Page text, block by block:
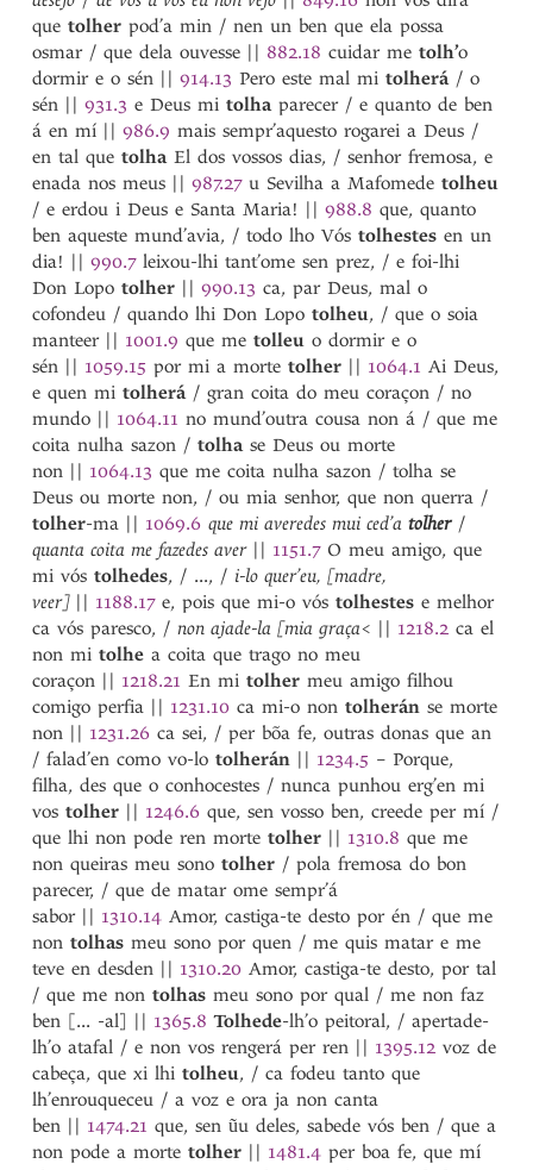
Tisso Perez
to
toda
Toda
Todela
todo 1
todo
tojal
Toledo
Tolhar
tolheita
tolheito
tolher
tolleito
toller
tomar
topar
topete
torcer
torcilhon
tormenta
tormentar
tornada
tornada
tornado
tornar
tornes
torpe1
torpe 2
torpidade
torqui
torre
torta
torta
torta
torto
torto
torto
torvada
torvado
tosquiar
toste
touca
touçar
toucinho
quetolher pod’a min / nen un ben que ela possa
osmar / que dela ouvesse || 882.18 cuidar metolh’o
dormir e o sén || 914.13 Pero este mal mitolherá/ o
sén || 931.3 e Deus mitolhaparecer / e quanto de ben
á en mí || 986.9 mais sempr’aquesto rogarei a Deus /
en tal quetolhaEl dos vossos dias, / senhor fremosa, e
enada nos meus || 987.27u Sevilha a Mafomedetolheu
/ e erdou i Deus e Santa Maria! || 988.8 que, quanto
ben aqueste mund’avia, / todo lho Vóstolhestes en un
dia! || 990.7leixou-lhi tant’ome sen prez, / e foi-lhi
Don Lopotolher || 990.13 ca, par Deus, mal o
cofondeu / quando lhi Don Lopotolheu, / que o soia
manteer || 1001.9 que metolleu o dormir e o
sén || 1059.15 por mi a mortetolher || 1064.1 Ai Deus,
e quen mitolherá/ gran coita do meu coraçon / no
mundo || 1064.11 no mund’outra cousa non á / que me
coita nulha sazon /tolhase Deus ou morte
non || 1064.13 que me coita nulha sazon / tolha se
Deus ou morte non, / ou mia senhor, que non querra /
tolher-ma || 1069.6 que mi averedes mui ced’atolher/
quanta coita me fazedes aver || 1151.7O meu amigo, que
mi vóstolhedes, / ..., / i-lo quer’eu, [madre,
veer] || 1188.17e, pois que mi-o vóstolhestes e melhor
ca vós paresco, /non ajade-la [mia graça< || 1218.2 ca el
non mitolhe a coita que trago no meu
coraçon || 1218.21 En mitolher meu amigo filhou
comigo perfia || 1231.10 ca mi-o nontolherán se morte
non || 1231.26 ca sei, / per bõa fe, outras donas que an
/ falad’en como vo-lotolherán || 1234.5 – Porque,
filha, des que o conhocestes / nunca punhou erg’en mi
vostolher || 1246.6 que, sen vosso ben, creede per mí /
que lhi non pode ren mortetolher || 1310.8 que me
non queiras meu sonotolher / pola fremosa do bon
parecer, / que de matar ome sempr’á
sabor || 1310.14 Amor, castiga-te desto por én / que me
nontolhas meu sono por quen / me quis matar e me
teve en desden || 1310.20 Amor, castiga-te desto, por tal
/ que me nontolhas meu sono por qual / me non faz
ben [... -al] || 1365.8 Tolhede-lh’o peitoral, / apertade-
lh’o atafal / e non vos rengerá per ren || 1395.12 voz de
cabeça, que xi lhitolheu, / ca fodeu tanto que
lh’enrouqueceu / a voz e ora ja non canta
ben || 1474.21 que, sen ũu deles, sabede vós ben / que a
non pode a mortetolher || 1481.4 per boa fe, que mí